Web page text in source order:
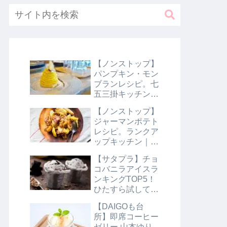
【ノンストップ】
パンプキン・モン
ブランレシピ。七
五三掛キッチン｜
【ノンストップ】
ジャーマンポテト
レシピ。ランクア
ップキッチン｜10
【サタプラ】チョ
コバニラアイスラ
ンキングTOP5！
ひたすら試してラ
日【サタデープラ
ス】
【DAIGOも台
所】即席コーヒー